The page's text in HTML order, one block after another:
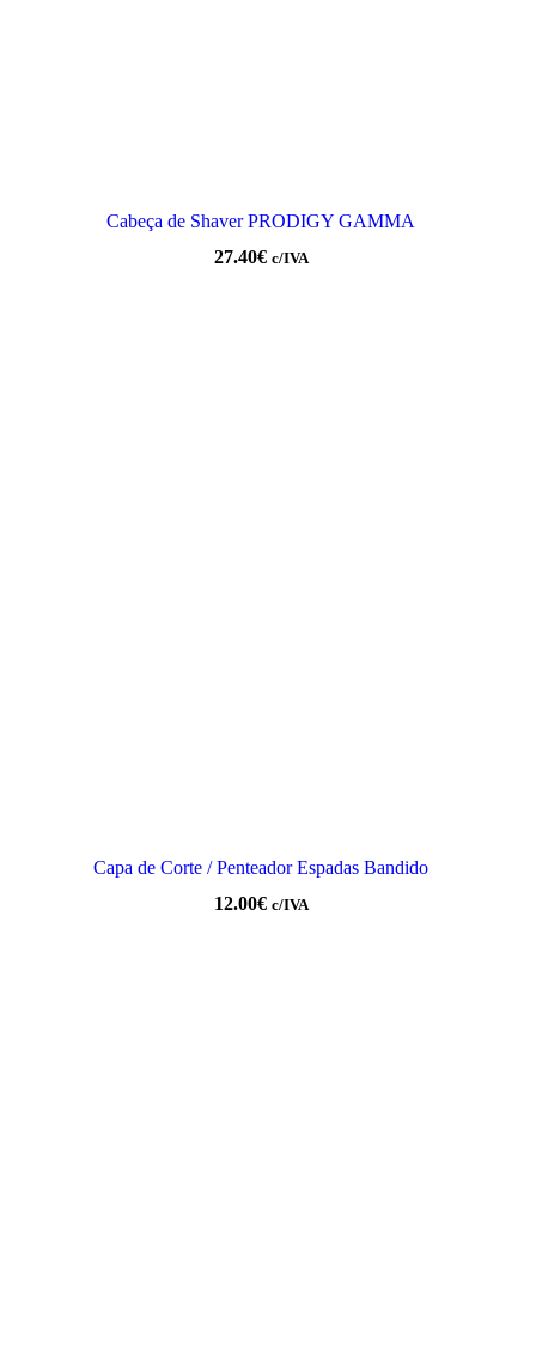
Cabeça de Shaver PRODIGY GAMMA
27.40€ c/IVA
Capa de Corte / Penteador Espadas Bandido
12.00€ c/IVA